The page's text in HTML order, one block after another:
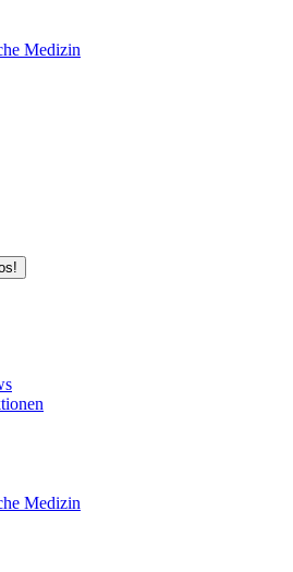
Medizin
Medizin